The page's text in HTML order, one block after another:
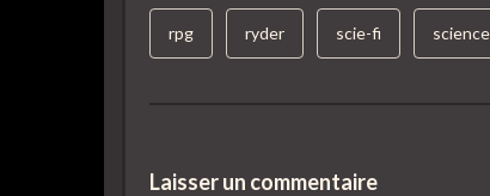
rpg ryder scie-fi
Laisser un commentaire